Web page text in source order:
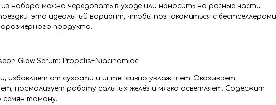
набора можно чередовать в уходе или наносить на разные части
это идеальный вариант, чтобы познакомиться с бестселлерами
продукта.
Glow Serum: Propolis+Niacinamide.
от сухости и интенсивно увлажняет. Оказывает
нормализует работу сальных желёз и мягко осветляет. Содержит
семян таману.